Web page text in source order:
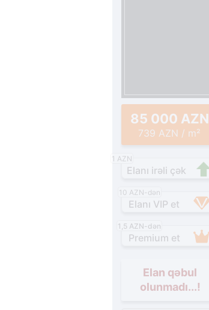
85 000 AZN
739 AZN / m²
1 AZN
Elanı irəli çək
10 AZN-dən
Elanı VIP et
1,5 AZN-dən
Premium et
Elan qəbul
olunmadı...!